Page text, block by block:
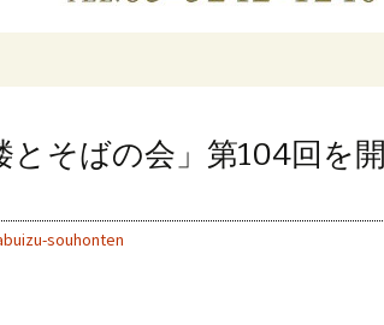
とそばの会」第104回を開
souhonten